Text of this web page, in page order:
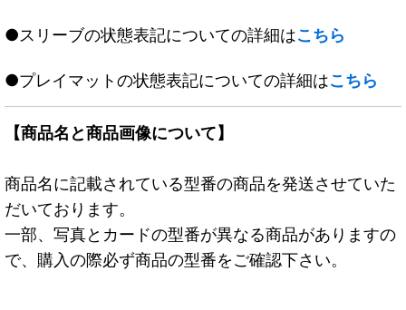
●スリーブの状態表記についての詳細はこちら
●プレイマットの状態表記についての詳細はこちら
【商品名と商品画像について】
商品名に記載されている型番の商品を発送させていた
だいております。
一部、写真とカードの型番が異なる商品がありますの
で、購入の際必ず商品の型番をご確認下さい。